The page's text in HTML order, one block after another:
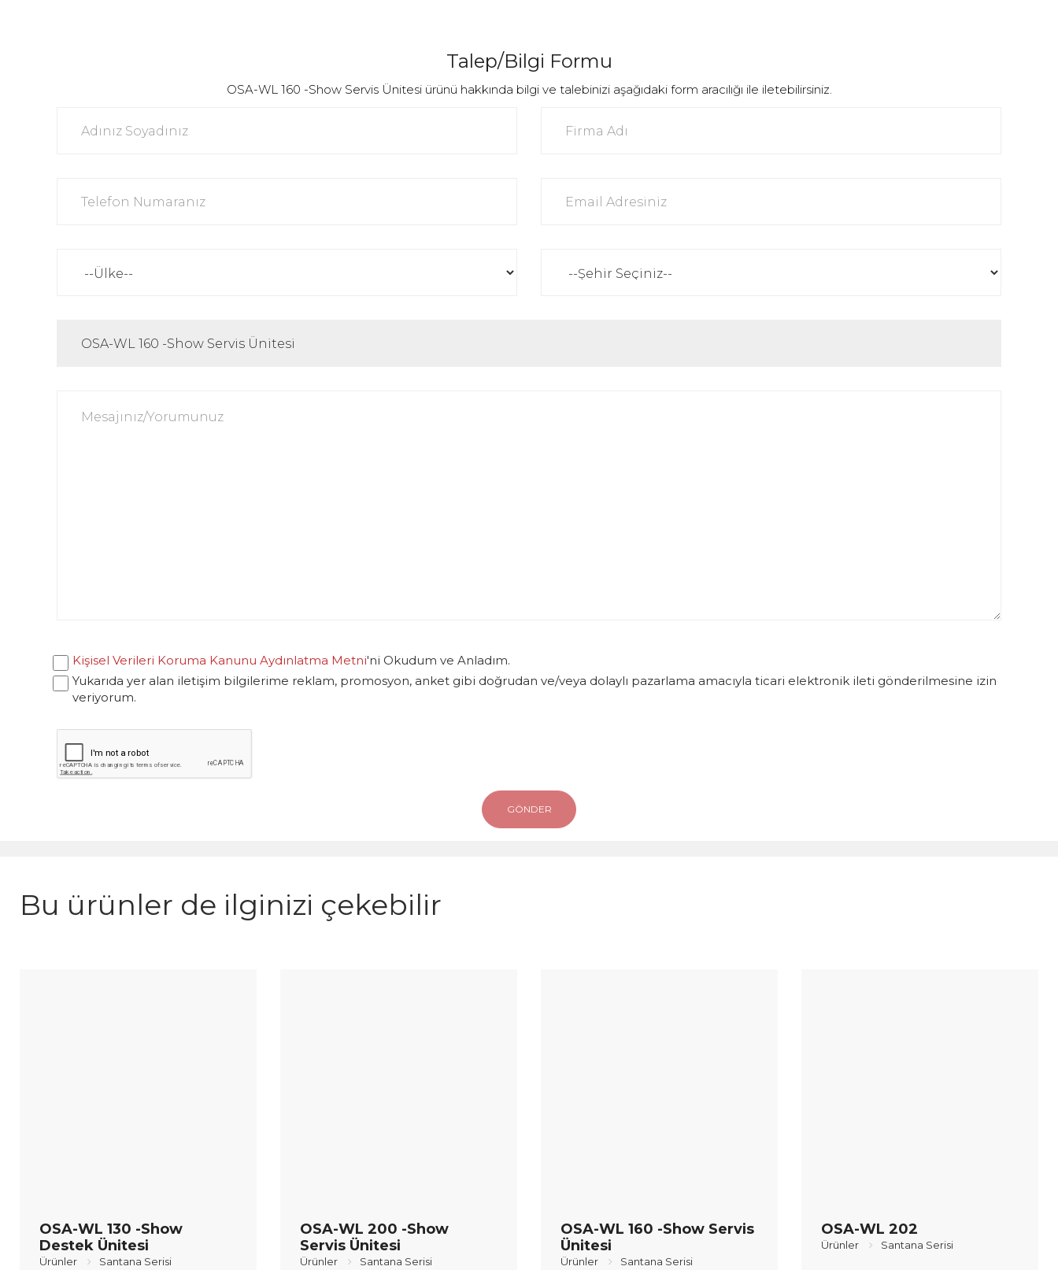
Talep/Bilgi Formu
OSA-WL 160 -Show Servis Ünitesi ürünü hakkında bilgi ve talebinizi aşağıdaki form aracılığı ile iletebilirsiniz.
Kişisel Verileri Koruma Kanunu Aydınlatma Metni'ni Okudum ve Anladım.
Yukarıda yer alan iletişim bilgilerime reklam, promosyon, anket gibi doğrudan ve/veya dolaylı pazarlama amacıyla ticari elektronik ileti gönderilmesine izin
veriyorum.
Bu ürünler de ilginizi çekebilir
OSA-WL 130 -Show
Destek Ünitesi
Ürünler Santana Serisi
OSA-WL 200 -Show
Servis Ünitesi
Ürünler Santana Serisi
OSA-WL 160 -Show Servis
Ünitesi
Ürünler Santana Serisi
OSA-WL 202
Ürünler Santana Serisi